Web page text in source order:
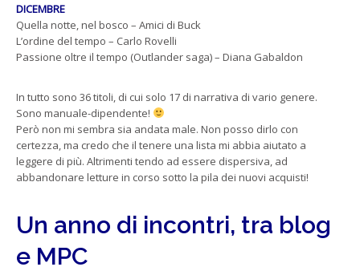
DICEMBRE
Quella notte, nel bosco – Amici di Buck
L’ordine del tempo – Carlo Rovelli
Passione oltre il tempo (Outlander saga) – Diana Gabaldon
In tutto sono 36 titoli, di cui solo 17 di narrativa di vario genere.
Sono manuale-dipendente!
Però non mi sembra sia andata male. Non posso dirlo con
certezza, ma credo che il tenere una lista mi abbia aiutato a
leggere di più. Altrimenti tendo ad essere dispersiva, ad
abbandonare letture in corso sotto la pila dei nuovi acquisti!
Un anno di incontri, tra blog
e MPC